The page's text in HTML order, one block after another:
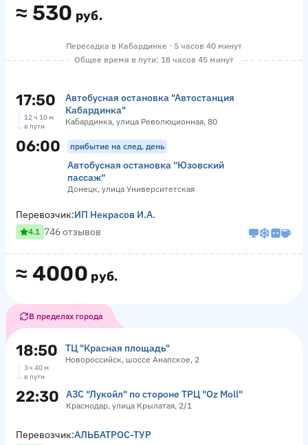
≈ 530 руб.
Пересадка в Кабардинке · 5 часов 40 минут
Общее время в пути: 18 часов 45 минут
17:50
Автобусная остановка "Автостанция
Кабардинка"
Кабардинка, улица Революционная, 80
12 ч 10 м
в пути
06:00 прибытие на след. день
Автобусная остановка "Юзовский
пассаж"
Донецк, улица Университетская
≈ 4000 руб.
Перевозчик:ИП Некрасов И.А.
4.1 746 отзывов
В пределах города
18:50 ТЦ "Красная площадь"
Новороссийск, шоссе Анапское, 2
3 ч 40 м
в пути
22:30 АЗС "Лукойл" по стороне ТРЦ "Оz Moll"
Краснодар, улица Крылатая, 2/1
Перевозчик:АЛЬБАТРОС-ТУР